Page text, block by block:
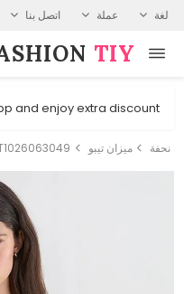
لغة عملة اتصل بنا
TIY
and enjoy extra discount
نحفة ميزان تيبو